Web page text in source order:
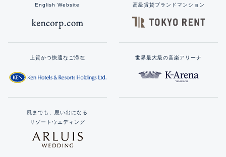
English Website 高級賃貸ブランドマンション
上質かつ快適なご滞在 世界最大級の音楽アリーナ
風までも、思い出になる
リゾートウエディング